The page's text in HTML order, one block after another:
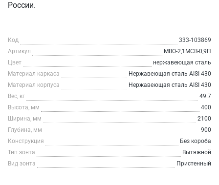
России.
Код
333-103869
Артикул
МВО-2,1МСВ-0,9П
Цвет
нержавеющая сталь
Материал каркаса
Нержавеющая сталь AISI 430
Материал корпуса
Нержавеющая сталь AISI 430
Вес, кг
49.7
Высота, мм
400
Ширина, мм
2100
Глубина, мм
900
Конструкция
Без короба
Тип зонта
Вытяжной
Вид зонта
Пристенный